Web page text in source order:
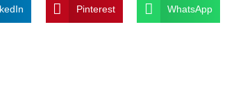
Pinterest WhatsApp